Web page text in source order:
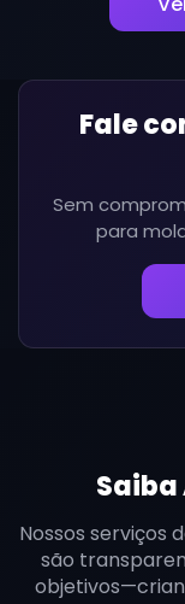
Fale
Sem
para
Saiba
Nossos serviços
são